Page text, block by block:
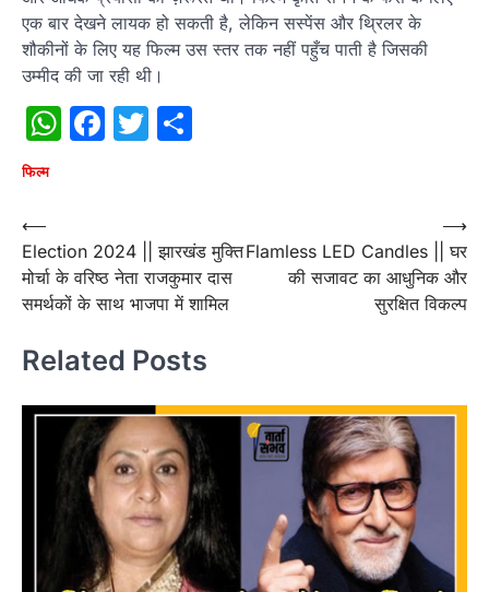
एक बार देखने लायक हो सकती है, लेकिन सस्पेंस और थ्रिलर के
शौकीनों के लिए यह फिल्म उस स्तर तक नहीं पहुँच पाती है जिसकी
उम्मीद की जा रही थी।
WhatsApp
Facebook
Twitter
फिल्म
Post
navigation
⟵
Election 2024 || झारखंड मुक्ति
मोर्चा के वरिष्ठ नेता राजकुमार दास
समर्थकों के साथ भाजपा में शामिल
Flamless LED Candles || घर
की सजावट का आधुनिक और
सुरक्षित विकल्प
⟶
Related Posts